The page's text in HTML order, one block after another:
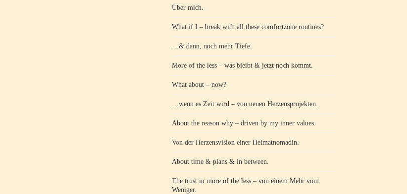
Über mich.
What if I – break with all these comfortzone routines?
…& dann, noch mehr Tiefe.
More of the less – was bleibt & jetzt noch kommt.
What about – now?
…wenn es Zeit wird – von neuen Herzensprojekten.
About the reason why – driven by my inner values.
Von der Herzensvision einer Heimatnomadin.
About time & plans & in between.
The trust in more of the less – von einem Mehr vom
Weniger.